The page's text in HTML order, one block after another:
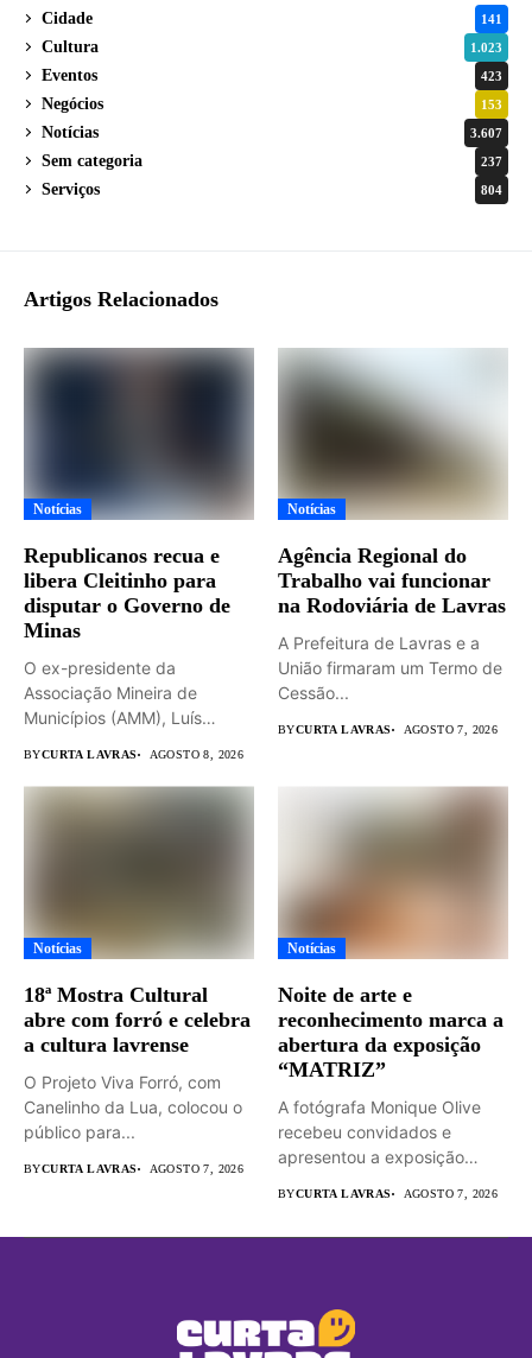
Cidade 141
Cultura 1.023
Eventos 423
Negócios 153
Notícias 3.607
Sem categoria 237
Serviços 804
Artigos Relacionados
Notícias
Republicanos recua e
libera Cleitinho para
disputar o Governo de
Minas
O ex-presidente da
Associação Mineira de
Municípios (AMM), Luís
BYCURTA LAVRAS AGOSTO 8, 2026
Notícias
Agência Regional do
Trabalho vai funcionar
na Rodoviária de Lavras
A Prefeitura de Lavras e a
União firmaram um Termo de
Cessão...
BYCURTA LAVRAS AGOSTO 7, 2026
Notícias
18ª Mostra Cultural
abre com forró e celebra
a cultura lavrense
O Projeto Viva Forró, com
Canelinho da Lua, colocou o
público para...
BYCURTA LAVRAS AGOSTO 7, 2026
Notícias
Noite de arte e
reconhecimento marca a
abertura da exposição
“MATRIZ”
A fotógrafa Monique Olive
recebeu convidados e
apresentou a exposição
BYCURTA LAVRAS AGOSTO 7, 2026